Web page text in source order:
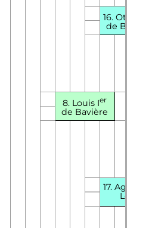
16.Othon
de
8. Louis Ier
de Bavière
17. Agnès
Looz